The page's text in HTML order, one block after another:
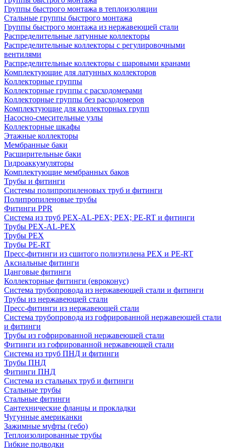
Группы быстрого монтажа в теплоизоляции
Стальные группы быстрого монтажа
Группы быстрого монтажа из нержавеющей стали
Распределительные латунные коллекторы
Распределительные коллекторы с регулировочными
вентилями
Распределительные коллекторы с шаровыми кранами
Комплектующие для латунных коллекторов
Коллекторные группы
Коллекторные группы с расходомерами
Коллекторные группы без расходомеров
Комплектующие для коллекторных групп
Насосно-смесительные узлы
Коллекторные шкафы
Этажные коллекторы
Мембранные баки
Расширительные баки
Гидроаккумуляторы
Комплектующие мембранных баков
Трубы и фитинги
Системы полипропиленовых труб и фитинги
Полипропиленовые трубы
Фитинги PPR
Система из труб PEX-AL-PEX; PEX; PE-RT и фитинги
Трубы PEX-AL-PEX
Трубы PEX
Трубы PE-RT
Пресс-фитинги из сшитого полиэтилена PEX и PE-RT
Аксиальные фитинги
Цанговые фитинги
Коллекторные фитинги (евроконус)
Система трубопровода из нержавеющей стали и фитинги
Трубы из нержавеющей стали
Пресс-фитинги из нержавеющей стали
Система трубопровода из гофрированной нержавеющей стали
и фитинги
Трубы из гофрированной нержавеющей стали
Фитинги из гофрированной нержавеющей стали
Система из труб ПНД и фитинги
Трубы ПНД
Фитинги ПНД
Система из стальных труб и фитинги
Стальные трубы
Стальные фитинги
Сантехнические фланцы и прокладки
Чугунные американки
Зажимные муфты (гебо)
Теплоизолированные трубы
Гибкие подводки